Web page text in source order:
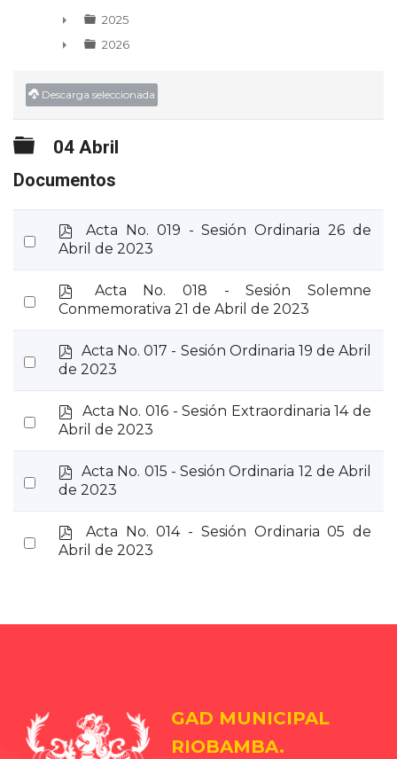
►
►
2025
2026
Descarga seleccionada
Carpeta
04 Abril
Documentos
Select
p
d
Acta No. 019 - Sesión Ordinaria 26 de
Abril de 2023
Select
p
d
Acta No. 018 - Sesión Solemne
Conmemorativa 21 de Abril de 2023
Select
p
d
Acta No. 017 - Sesión Ordinaria 19 de Abril
de 2023
Select
p
d
Acta No. 016 - Sesión Extraordinaria 14 de
Abril de 2023
Select
p
d
Acta No. 015 - Sesión Ordinaria 12 de Abril
de 2023
Select
p
d
Acta No. 014 - Sesión Ordinaria 05 de
Abril de 2023
GAD MUNICIPAL
RIOBAMBA.